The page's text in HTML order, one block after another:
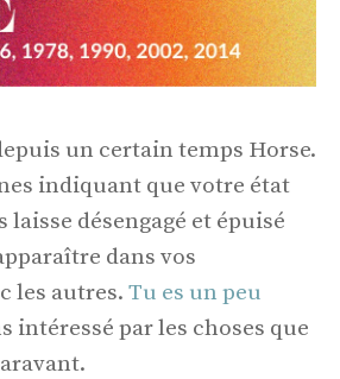
un certain temps Horse.
indiquant que votre état
désengagé et épuisé
dans vos
les autres. Tu es un peu
intéressé par les choses que